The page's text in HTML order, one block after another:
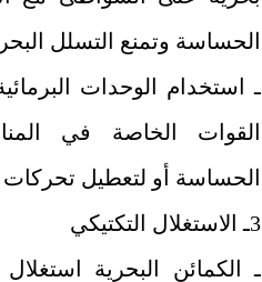
الحساسة وتمنع التسلل
ـ استخدام الوحدات
القوات الخاصة في
الحساسة أو لتعطيل تحركات
3ـ الاستغلال التكتيكي
ـ الكمائن البحرية